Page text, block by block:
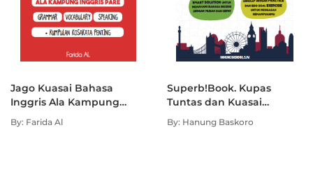
Jago Kuasai Bahasa
Inggris Ala Kampung
Inggris Pare
By: Farida Al
Superb!Book. Kupas
Tuntas dan Kuasai
Bahasa Inggris dengan
Mudah
By: Hanung Baskoro